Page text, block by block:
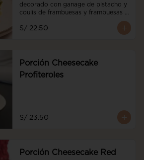
decorado con ganage de pistacho y
coulis de frambuesas y frambuesas
S/ 22.50
Porción Cheesecake
Profiteroles
S/ 23.50
Porción Cheesecake Red